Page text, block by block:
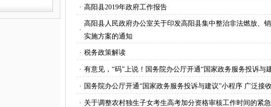
· 高阳县2019年政府工作报告
·
高阳县人民政府办公室关于印发高阳县集中整治非法燃放、
实施方案的通知
· 税务政策解读
· 有意见，“码”上说！国务院办公厅开通“国家政务服务投诉与
· 国务院办公厅开通“国家政务服务投诉与建议”小程序 广泛接
· 关于调整农村独生子女考生高考加分资格审核工作时间的紧